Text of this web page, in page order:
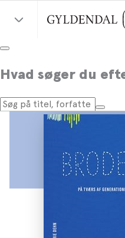
Hvad søger du